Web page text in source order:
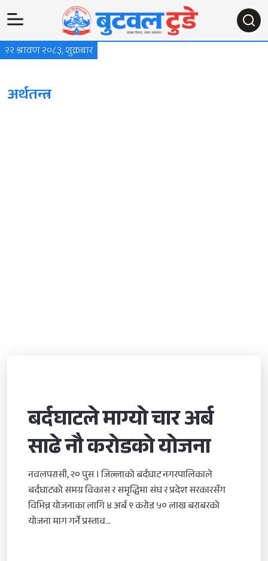
२२ श्रावण २०८३, शुक्रबार
अर्थतन्त्र
बर्दघाटले माग्यो चार अर्ब
साढे नौ करोडको योजना
नवलपरासी, २० पुस । जिल्लाको बर्दघाट नगरपालिकाले
बर्दघाटको समग्र विकास र समृद्धिमा संघ र प्रदेश सरकारसँग
विभिन्न योजनाका लागि ४ अर्ब ९ करोड ५० लाख बराबरको
योजना माग गर्ने प्रस्ताव...